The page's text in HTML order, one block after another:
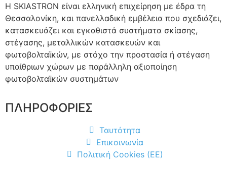
Η SKIASTRON είναι ελληνική επιχείρηση με έδρα τη
Θεσσαλονίκη, και πανελλαδική εμβέλεια που σχεδιάζει,
κατασκευάζει και εγκαθιστά συστήματα σκίασης,
στέγασης, μεταλλικών κατασκευών και
φωτοβολταϊκών, με στόχο την προστασία ή στέγαση
υπαίθριων χώρων με παράλληλη αξιοποίηση
φωτοβολταϊκών συστημάτων
ΠΛΗΡΟΦΟΡΙΕΣ
Ταυτότητα
Επικοινωνία
Πολιτική Cookies (EE)